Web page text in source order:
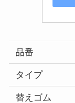
品番
タイプ
替えゴム